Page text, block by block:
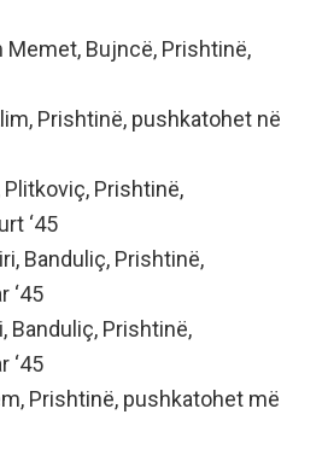
Memet, Bujncë, Prishtinë,
Prishtinë, pushkatohet në
Plitkoviç, Prishtinë,
‘45
Banduliç, Prishtinë,
‘45
Banduliç, Prishtinë,
‘45
Prishtinë, pushkatohet më